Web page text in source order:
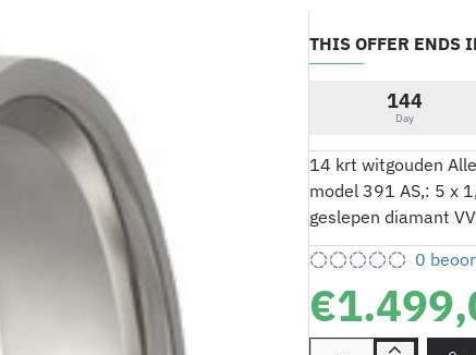
14 krt witgouden
model 391 AS,: 5 x
geslepen diamant
0
THIS OFFER ENDS
144
Day